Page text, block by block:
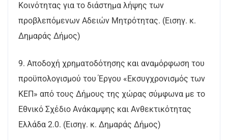
Κοινότητας για το διάστημα λήψης των
προβλεπόμενων Αδειών Μητρότητας. (Εισηγ. κ.
Δημαράς Δήμος)
9. Αποδοχή χρηματοδότησης και αναμόρφωση του
προϋπολογισμού του Έργου «Εκσυγχρονισμός των
ΚΕΠ» από τους Δήμους της χώρας σύμφωνα με το
Εθνικό Σχέδιο Ανάκαμψης και Ανθεκτικότητας
Ελλάδα 2.0. (Εισηγ. κ. Δημαράς Δήμος)